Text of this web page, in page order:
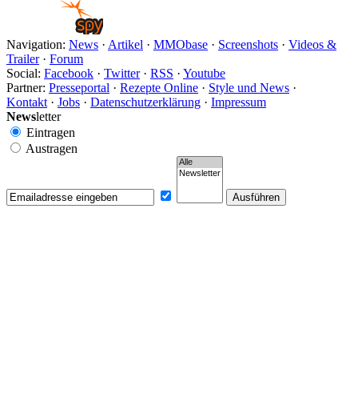
Navigation: News · Artikel · MMObase · Screenshots · Videos &
Trailer· Forum
Social: Facebook · Twitter· RSS · Youtube
Partner: Presseportal · Rezepte Online · Style und News ·
Kontakt · Jobs · Datenschutzerklärung · Impressum
Newsletter
Eintragen
Austragen